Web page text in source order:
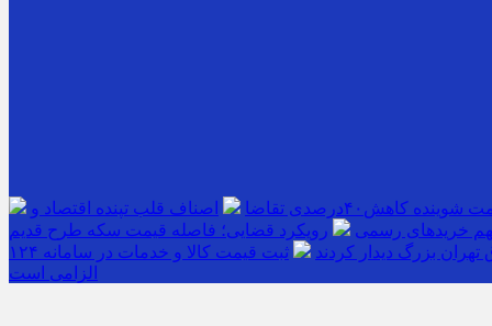
اصناف قلب تپنده اقتصاد و
خریدهای رسمی
رویکرد قضایی؛ فاصله قیمت سکه طرح قدیم
بزرگ دیدار کردند
ثبت قیمت کالا و خدمات در سامانه ۱۲۴
الزامی است